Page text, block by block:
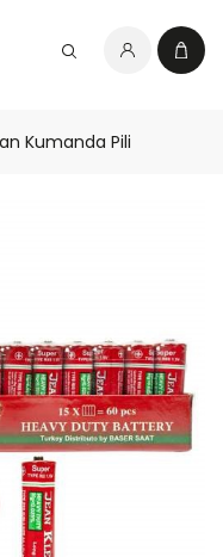
Kumanda Pili